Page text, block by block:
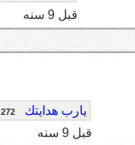
قبل 9 سنه
يارب هدايتك 272
قبل 9 سنه